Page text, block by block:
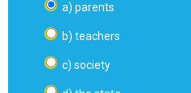
a) parents
b) teachers
c) society